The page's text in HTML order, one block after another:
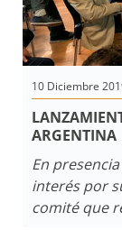
10 Diciembre
ARGENTINA
En
interés por
comité que